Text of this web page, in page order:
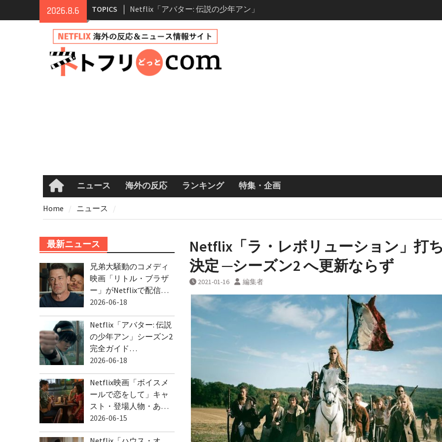
2026.8.6 TOPICS
Netflix「アバター: 伝説の少年アン」
シーズン2 完全ガイド｜キャスト・
登場人物・あらすじ・シーズン3最新
情報
Netflix映画「ボイスメールで恋をし
て」キャスト・登場人物・あらすじ
め
Homeニュース 海外の反応 ランキング 特集・企画
Home ニュース
Netflix「ラ・レボリューション」打
決定 ─シーズン2 へ更新ならず
2021-01-16 編集者
最新ニュース
兄弟大騒動のコメディ
映画「リトル・ブラザ
ー」がNetflixで配信…
2026-06-18
Netflix「アバター: 伝説
の少年アン」シーズン2
完全ガイド…
2026-06-18
Netflix映画「ボイスメ
ールで恋をして」キャ
スト・登場人物・あ…
2026-06-15